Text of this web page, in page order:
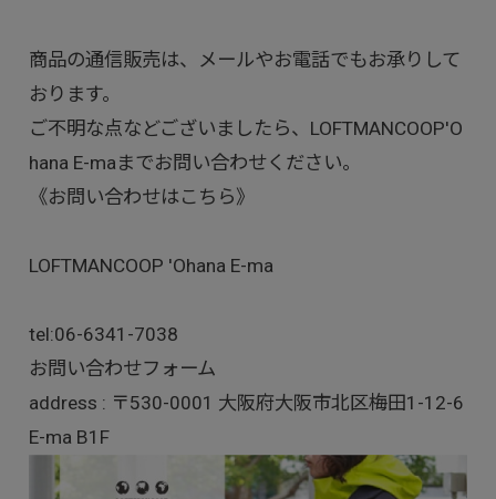
商品の通信販売は、メールやお電話でもお承りして
おります。
ご不明な点などございましたら、LOFTMANCOOP'O
hana E-maまでお問い合わせください。
《お問い合わせはこちら》
LOFTMANCOOP 'Ohana E-ma
tel:06-6341-7038
お問い合わせフォーム
address : 〒530-0001 大阪府大阪市北区梅田1-12-6
E-ma B1F